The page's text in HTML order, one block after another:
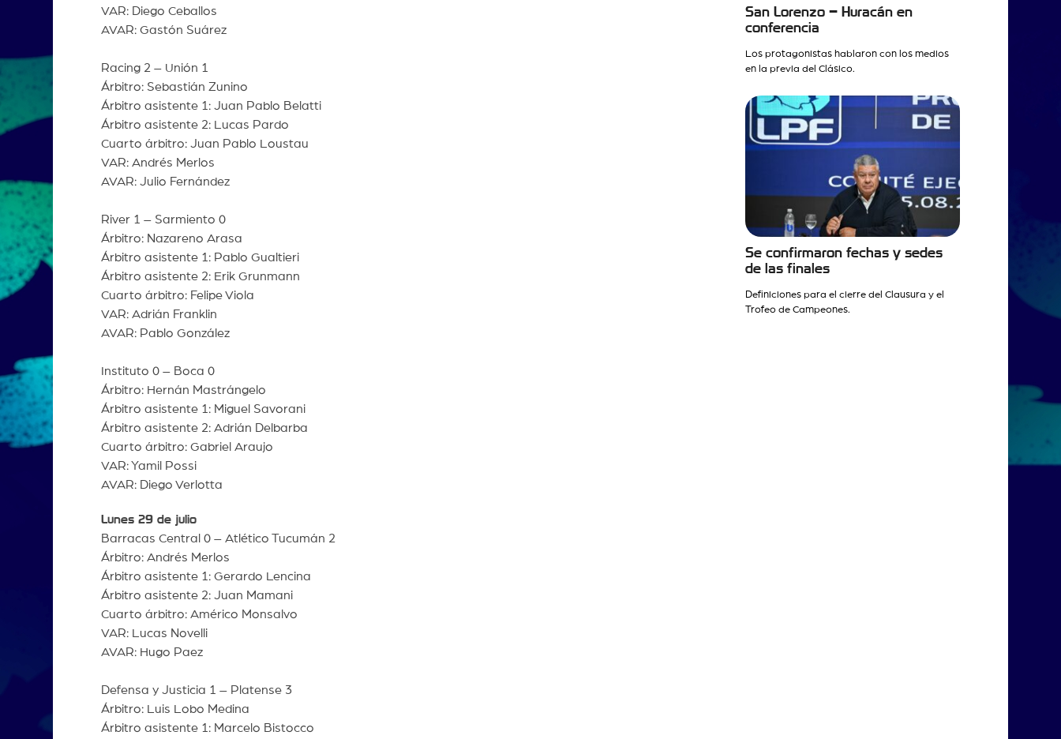
VAR: Diego Ceballos
AVAR: Gastón Suárez
Racing 2 – Unión 1
Árbitro: Sebastián Zunino
Árbitro asistente 1: Juan Pablo Belatti
Árbitro asistente 2: Lucas Pardo
Cuarto árbitro: Juan Pablo Loustau
VAR: Andrés Merlos
AVAR: Julio Fernández
River 1 – Sarmiento 0
Árbitro: Nazareno Arasa
Árbitro asistente 1: Pablo Gualtieri
Árbitro asistente 2: Erik Grunmann
Cuarto árbitro: Felipe Viola
VAR: Adrián Franklin
AVAR: Pablo González
Instituto 0 – Boca 0
Árbitro: Hernán Mastrángelo
Árbitro asistente 1: Miguel Savorani
Árbitro asistente 2: Adrián Delbarba
Cuarto árbitro: Gabriel Araujo
VAR: Yamil Possi
AVAR: Diego Verlotta
Lunes 29 de julio
Barracas Central 0 – Atlético Tucumán 2
Árbitro: Andrés Merlos
Árbitro asistente 1: Gerardo Lencina
Árbitro asistente 2: Juan Mamani
Cuarto árbitro: Américo Monsalvo
VAR: Lucas Novelli
AVAR: Hugo Paez
Defensa y Justicia 1 – Platense 3
Árbitro: Luis Lobo Medina
Árbitro asistente 1: Marcelo Bistocco
San Lorenzo – Huracán en
conferencia
Los protagonistas hablaron con los medios
en la previa del Clásico.
Se confirmaron fechas y sedes
de las finales
Definiciones para el cierre del Clausura y el
Trofeo de Campeones.